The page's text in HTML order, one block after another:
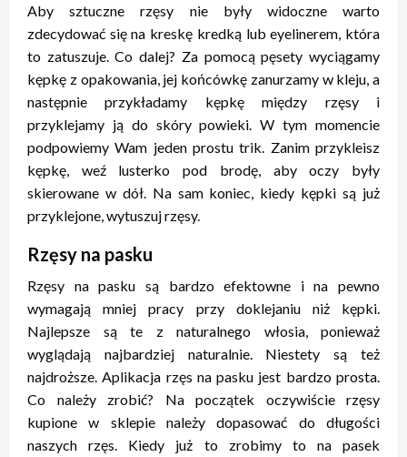
Aby sztuczne rzęsy nie były widoczne warto
zdecydować się na kreskę kredką lub eyelinerem, która
to zatuszuje. Co dalej? Za pomocą pęsety wyciągamy
kępkę z opakowania, jej końcówkę zanurzamy w kleju, a
następnie przykładamy kępkę między rzęsy i
przyklejamy ją do skóry powieki. W tym momencie
podpowiemy Wam jeden prostu trik. Zanim przykleisz
kępkę, weź lusterko pod brodę, aby oczy były
skierowane w dół. Na sam koniec, kiedy kępki są już
przyklejone, wytuszuj rzęsy.
Rzęsy na pasku
Rzęsy na pasku są bardzo efektowne i na pewno
wymagają mniej pracy przy doklejaniu niż kępki.
Najlepsze są te z naturalnego włosia, ponieważ
wyglądają najbardziej naturalnie. Niestety są też
najdroższe. Aplikacja rzęs na pasku jest bardzo prosta.
Co należy zrobić? Na początek oczywiście rzęsy
kupione w sklepie należy dopasować do długości
naszych rzęs. Kiedy już to zrobimy to na pasek